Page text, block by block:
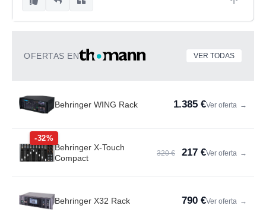
OFERTAS EN VER TODAS
Behringer WING Rack 1.385 €Ver oferta →
-32%
Behringer X-Touch
Compact
320 € 217 €Ver oferta →
Behringer X32 Rack 790 €Ver oferta →